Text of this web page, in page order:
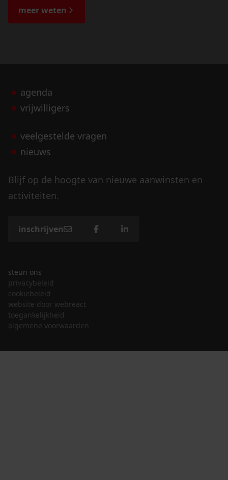
de bijzondere verhalen.
meer weten
agenda
vrijwilligers
veelgestelde vragen
nieuws
Blijf op de hoogte van nieuwe aanwinsten en
activiteiten.
inschrijven
steun ons
privacybeleid
cookiebeleid
website door webreact
toegankelijkheid
algemene voorwaarden